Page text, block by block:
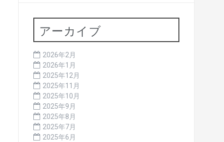
アーカイブ
2026年2月
2026年1月
2025年12月
2025年11月
2025年10月
2025年9月
2025年8月
2025年7月
2025年6月